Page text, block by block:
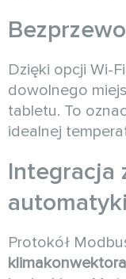
Dzięki opcji Wi-
dowolnego
tabletu. To
idealnej
Integracja
automatyki
Protokół
klimakonwektora